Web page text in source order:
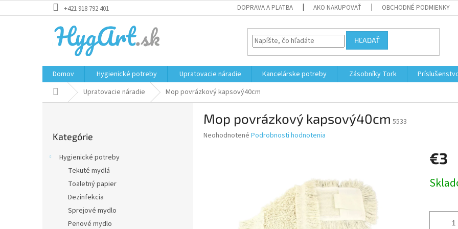
na
+421 918 792 401 DOPRAVA A PLATBA AKO NAKUPOVAŤ OBCHODNÉ PODMIENKY
HĽADAŤ
Domov Hygienické potreby Upratovacie náradie Kancelárske potreby Zásobníky Tork
DomovUpratovacie náradie Mop povrázkový kapsový40cm
kategórie
Kategórie
Hygienické potreby
Tekuté mydlá
Toaletný papier
Dezinfekcia
Sprejové mydlo
Penové mydlo
Mop povrázkový kapsový40cm 5533
Priemerné
Neohodnotené Podrobnosti hodnotenia
€3
cena: